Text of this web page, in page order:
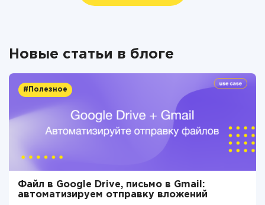
Новые статьи в блоге
#Полезное
Файл в Google Drive, письмо в Gmail:
автоматизируем отправку вложений